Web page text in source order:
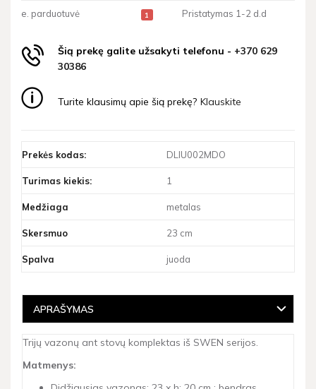
e. parduotuvė 1 Pristatymas 1-2 d.d
Šią prekę galite užsakyti telefonu - +370 629
30386
Turite klausimų apie šią prekę? Klauskite
Prekės kodas: DLIU002MDO
Turimas kiekis: 1
Medžiaga metalas
Skersmuo 23 cm
Spalva juoda
APRAŠYMAS
Trijų vazonų ant stovų komplektas iš SWEN serijos.
Matmenys: